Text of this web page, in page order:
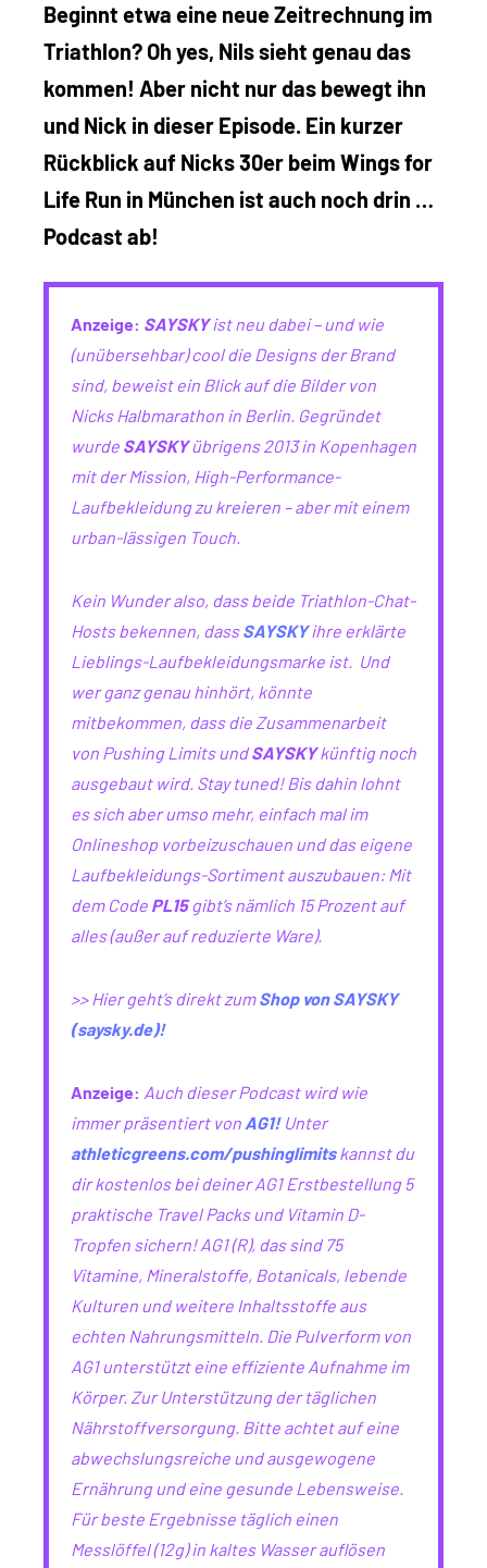
Beginnt etwa eine neue Zeitrechnung im
Triathlon? Oh yes, Nils sieht genau das
kommen! Aber nicht nur das bewegt ihn
und Nick in dieser Episode. Ein kurzer
Rückblick auf Nicks 30er beim Wings for
Life Run in München ist auch noch drin …
Podcast ab!
Anzeige: SAYSKYist neu dabei – und wie
(unübersehbar) cool die Designs der Brand
sind, beweist ein Blick auf die Bilder von
Nicks Halbmarathon in Berlin. Gegründet
wurde SAYSKYübrigens 2013 in Kopenhagen
mit der Mission, High-Performance-
Laufbekleidung zu kreieren – aber mit einem
urban-lässigen Touch.
Kein Wunder also, dass beide Triathlon-Chat-
Hosts bekennen, dassSAYSKYihre erklärte
Lieblings-Laufbekleidungsmarke ist. Und
wer ganz genau hinhört, könnte
mitbekommen, dass die Zusammenarbeit
von Pushing Limits undSAYSKYkünftig noch
ausgebaut wird. Stay tuned! Bis dahin lohnt
es sich aber umso mehr, einfach mal im
Onlineshop vorbeizuschauen und das eigene
Laufbekleidungs-Sortiment auszubauen: Mit
dem Code PL15gibt’s nämlich 15 Prozent auf
alles (außer auf reduzierte Ware).
>> Hier geht’s direkt zumShop von SAYSKY
(saysky.de)!
Anzeige: Auch dieser Podcast wird wie
immer präsentiert von AG1!Unter
athleticgreens.com/pushinglimitskannst du
dir kostenlos bei deiner AG1 Erstbestellung 5
praktische Travel Packs und Vitamin D-
Tropfen sichern! AG1 (R), das sind 75
Vitamine, Mineralstoffe, Botanicals, lebende
Kulturen und weitere Inhaltsstoffe aus
echten Nahrungsmitteln. Die Pulverform von
AG1 unterstützt eine effiziente Aufnahme im
Körper. Zur Unterstützung der täglichen
Nährstoffversorgung. Bitte achtet auf eine
abwechslungsreiche und ausgewogene
Ernährung und eine gesunde Lebensweise.
Für beste Ergebnisse täglich einen
Messlöffel (12g) in kaltes Wasser auflösen